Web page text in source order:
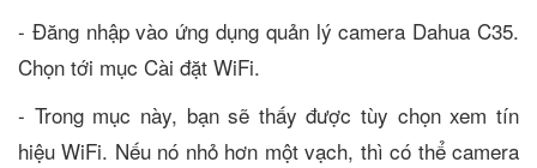
- Đăng nhập vào ứng dụng quản lý camera Dahua C35.
Chọn tới mục Cài đặt WiFi.
- Trong mục này, bạn sẽ thấy được tùy chọn xem tín
hiệu WiFi. Nếu nó nhỏ hơn một vạch, thì có thể camera